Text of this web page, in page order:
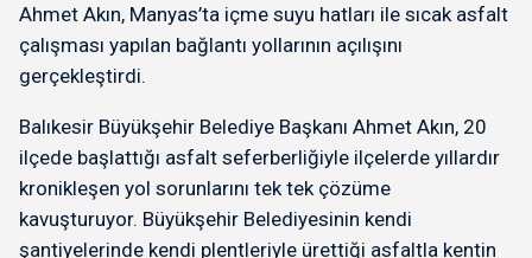
Ahmet Akın, Manyas’ta içme suyu hatları ile sıcak asfalt
çalışması yapılan bağlantı yollarının açılışını
gerçekleştirdi.
Balıkesir Büyükşehir Belediye Başkanı Ahmet Akın, 20
ilçede başlattığı asfalt seferberliğiyle ilçelerde yıllardır
kronikleşen yol sorunlarını tek tek çözüme
kavuşturuyor. Büyükşehir Belediyesinin kendi
şantiyelerinde kendi plentleriyle ürettiği asfaltla kentin